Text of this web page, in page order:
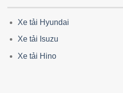
Xe tải Hyundai
Xe tải Isuzu
Xe tải Hino